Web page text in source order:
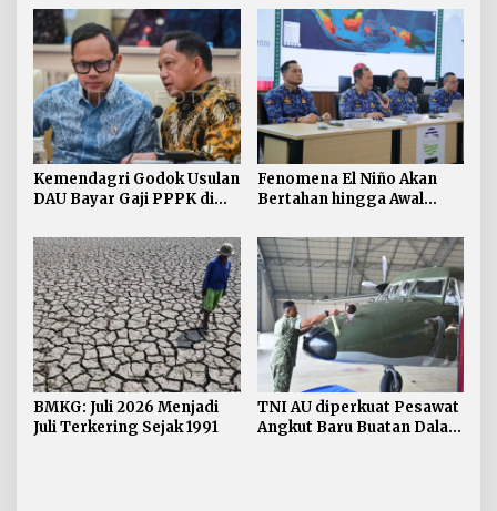
Prancis
Kemendagri Godok Usulan
DAU Bayar Gaji PPPK di
Fenomena El Niño Akan
Bertahan hingga Awal
2027
BMKG: Juli 2026 Menjadi
Juli Terkering Sejak 1991
TNI AU diperkuat Pesawat
Angkut Baru Buatan Dalam